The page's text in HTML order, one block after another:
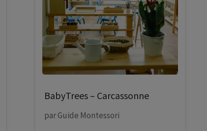
BabyTrees – Carcassonne
parGuide Montessori